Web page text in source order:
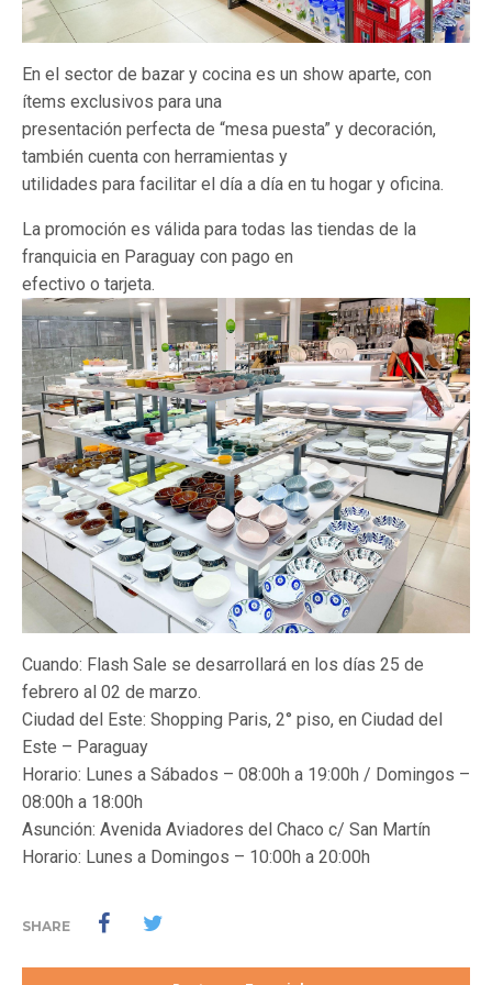
En el sector de bazar y cocina es un show aparte, con
ítems exclusivos para una
presentación perfecta de “mesa puesta” y decoración,
también cuenta con herramientas y
utilidades para facilitar el día a día en tu hogar y oficina.
La promoción es válida para todas las tiendas de la
franquicia en Paraguay con pago en
efectivo o tarjeta.
Cuando: Flash Sale se desarrollará en los días 25 de
febrero al 02 de marzo.
Ciudad del Este: Shopping Paris, 2° piso, en Ciudad del
Este – Paraguay
Horario: Lunes a Sábados – 08:00h a 19:00h / Domingos –
08:00h a 18:00h
Asunción: Avenida Aviadores del Chaco c/ San Martín
Horario: Lunes a Domingos – 10:00h a 20:00h
SHARE